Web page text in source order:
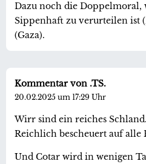
Dazu noch die
Sippenhaft zu verurteilen ist
(Gaza).
Kommentar von .TS.
20.02.2025 um 17:29 Uhr
Wirr sind ein reiches Schland.
Reichlich bescheuert auf alle
Und Cotar wird in wenigen